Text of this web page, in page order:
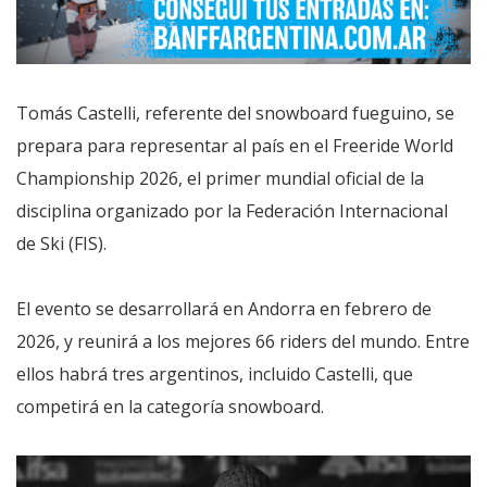
Tomás Castelli, referente del snowboard fueguino, se
prepara para representar al país en el Freeride World
Championship 2026, el primer mundial oficial de la
disciplina organizado por la Federación Internacional
de Ski (FIS).
El evento se desarrollará en Andorra en febrero de
2026, y reunirá a los mejores 66 riders del mundo. Entre
ellos habrá tres argentinos, incluido Castelli, que
competirá en la categoría snowboard.